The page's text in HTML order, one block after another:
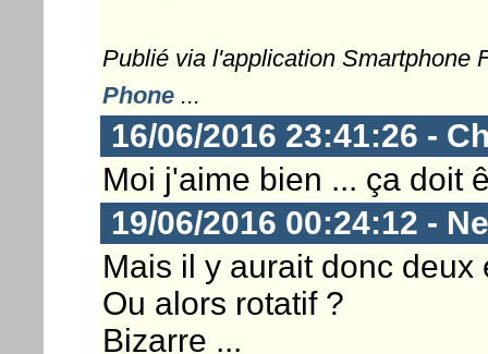
Publié via l'application Smartphone
Phone...
16/06/2016 23:41:26 -
Moi j'aime bien ... ça doit
19/06/2016 00:24:12 -
Mais il y aurait donc deux
Ou alors rotatif ?
Bizarre ...